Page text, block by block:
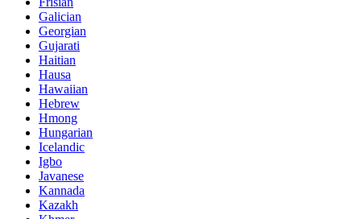
Galician
Georgian
Gujarati
Haitian
Hausa
Hawaiian
Hebrew
Hmong
Hungarian
Icelandic
Igbo
Javanese
Kannada
Kazakh